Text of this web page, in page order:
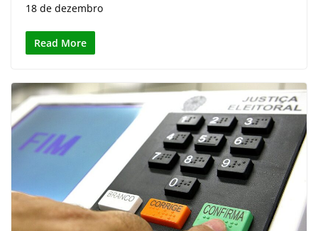
18 de dezembro
Read More